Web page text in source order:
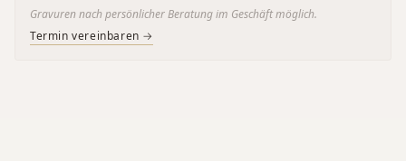
Gravuren nach persönlicher Beratung im Geschäft möglich.
Termin vereinbaren →